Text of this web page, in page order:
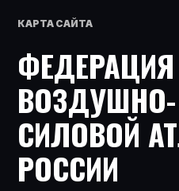
КАРТА САЙТА
ФЕДЕРАЦИЯ
ВОЗДУШНО-
СИЛОВОЙ
РОССИИ